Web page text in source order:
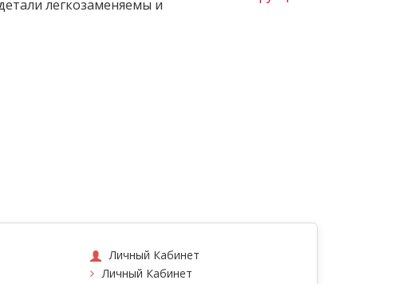
легкозаменяемы и
Личный Кабинет
Личный Кабинет